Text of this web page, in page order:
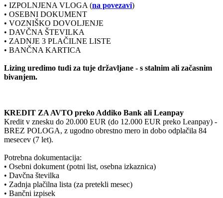
• IZPOLNJENA VLOGA (na povezavi)
• OSEBNI DOKUMENT
• VOZNIŠKO DOVOLJENJE
• DAVČNA ŠTEVILKA
• ZADNJE 3 PLAČILNE LISTE
• BANČNA KARTICA
Lizing uredimo tudi za tuje državljane - s stalnim ali začasnim
bivanjem.
KREDIT ZA AVTO preko Addiko Bank ali Leanpay
Kredit v znesku do 20.000 EUR (do 12.000 EUR preko Leanpay) -
BREZ POLOGA, z ugodno obrestno mero in dobo odplačila 84
mesecev (7 let).
Potrebna dokumentacija:
• Osebni dokument (potni list, osebna izkaznica)
• Davčna številka
• Zadnja plačilna lista (za pretekli mesec)
• Bančni izpisek